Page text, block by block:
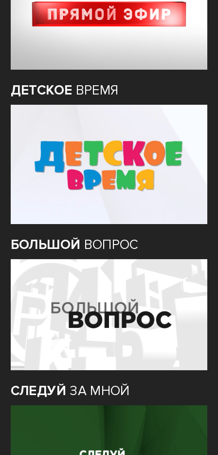
ДЕТСКОЕ ВРЕМЯ
БОЛЬШОЙ ВОПРОС
СЛЕДУЙ ЗА МНОЙ